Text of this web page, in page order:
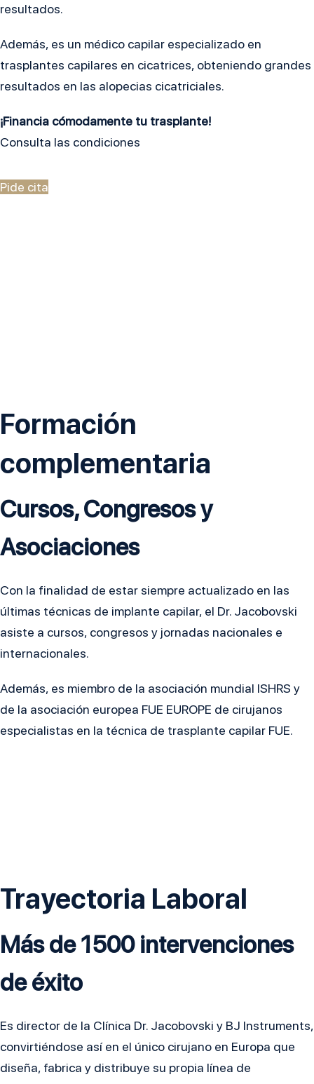
resultados.
Además, es un médico capilar especializado en
trasplantes capilares en cicatrices, obteniendo grandes
resultados en las alopecias cicatriciales.
¡Financia cómodamente tu trasplante!
Consulta las condiciones
Pide cita
Formación
complementaria
Cursos, Congresos y
Asociaciones
Con la finalidad de estar siempre actualizado en las
últimas técnicas de implante capilar, el Dr. Jacobovski
asiste a cursos, congresos y jornadas nacionales e
internacionales.
Además, es miembro de la asociación mundial ISHRS y
de la asociación europea FUE EUROPE de cirujanos
especialistas en la técnica de trasplante capilar FUE.
Trayectoria Laboral
Más de 1500 intervenciones
de éxito
Es director de la Clínica Dr. Jacobovski y BJ Instruments,
convirtiéndose así en el único cirujano en Europa que
diseña, fabrica y distribuye su propia línea de